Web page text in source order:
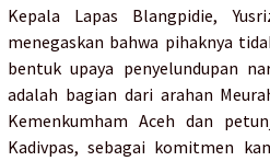
Kepala Lapas Blangpidie,
menegaskan bahwa pihaknya
bentuk upaya penyelundupan
adalah bagian dari arahan
Kemenkumham Aceh dan
Kadivpas, sebagai komitmen